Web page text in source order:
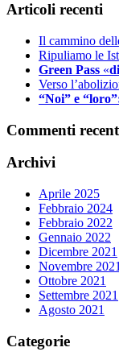
Articoli recenti
Il cammino
Ripuliamo le
Green Pass «
Verso
“Noi” e
Commenti
Archivi
Aprile 2025
Febbraio 2024
Febbraio 2022
Gennaio 2022
Dicembre 2021
Novembre 2021
Ottobre 2021
Settembre 2021
Agosto 2021
Categorie